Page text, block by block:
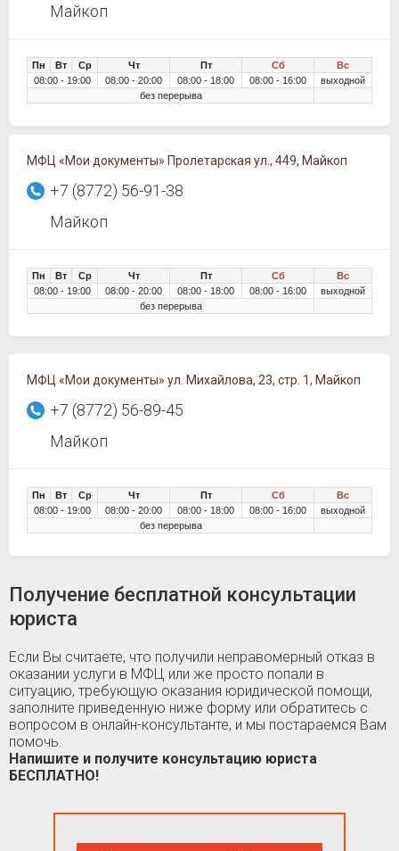
Майкоп
Пн Вт Ср Чт Пт Сб
Вс
08:00 - 19:00
08:00 - 20:00 08:00 - 18:00 08:00 - 16:00
выходной
без перерыва
МФЦ «Мои документы» Пролетарская ул., 449, Майкоп
+7 (8772) 56-91-38
Майкоп
Пн Вт Ср Чт Пт Сб
Вс
08:00 - 19:00
08:00 - 20:00 08:00 - 18:00 08:00 - 16:00
выходной
без перерыва
МФЦ «Мои документы» ул. Михайлова, 23, стр. 1, Майкоп
+7 (8772) 56-89-45
Майкоп
Пн Вт Ср Чт Пт Сб
Вс
08:00 - 19:00
08:00 - 20:00 08:00 - 18:00 08:00 - 16:00
выходной
без перерыва
Получение бесплатной консультации
юриста
Если Вы считаете, что получили неправомерный отказ в
оказании услуги в МФЦ или же просто попали в
ситуацию, требующую оказания юридической помощи,
заполните приведенную ниже форму или обратитесь с
вопросом в онлайн-консультанте, и мы постараемся Вам
помочь.
Напишите и получите консультацию юриста
БЕСПЛАТНО!